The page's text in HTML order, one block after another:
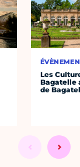
Les
Bagatelle
de